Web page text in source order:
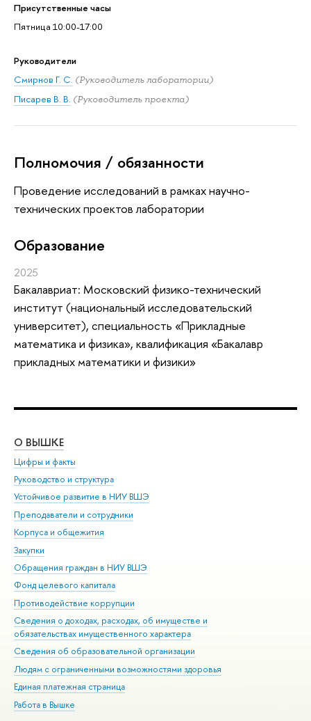
Присутственные часы
Пятница 10:00-17:00
Руководители
Смирнов Г. С. (Руководитель лаборатории)
Писарев В. В. (Руководитель проекта)
Полномочия / обязанности
Проведение исследований в рамках научно-
технических проектов лаборатории
Oбразование
2025
Бакалавриат: Московский физико-технический
институт (национальный исследовательский
университет), специальность «Прикладные
математика и физика», квалификация «Бакалавр
прикладных математики и физики»
О ВЫШКЕ
Цифры и факты
Руководство и структура
Устойчивое развитие в НИУ ВШЭ
Преподаватели и сотрудники
Корпуса и общежития
Закупки
Обращения граждан в НИУ ВШЭ
Фонд целевого капитала
Противодействие коррупции
Сведения о доходах, расходах, об имуществе и
обязательствах имущественного характера
Сведения об образовательной организации
Людям с ограниченными возможностями здоровья
Единая платежная страница
Работа в Вышке